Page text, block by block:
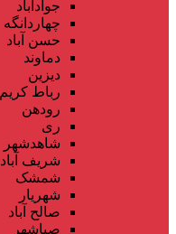
جوادآباد
چهاردانگه
حسن آباد
دماوند
دیزین
رباط کریم
رودهن
ری
شاهدشهر
شریف آباد
شمشک
شهریار
صالح آباد
صباشهر